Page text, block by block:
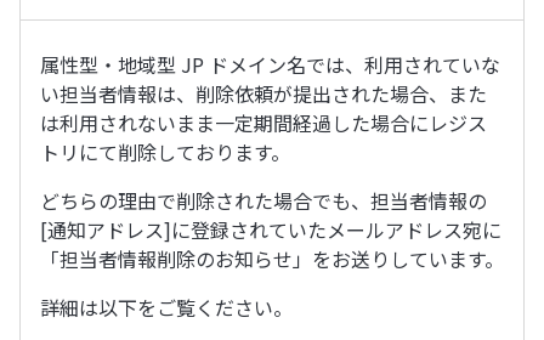
属性型・地域型 JP ドメイン名では、利用されていな
い担当者情報は、削除依頼が提出された場合、また
は利用されないまま一定期間経過した場合にレジス
トリにて削除しております。
どちらの理由で削除された場合でも、担当者情報の
[通知アドレス]に登録されていたメールアドレス宛に
「担当者情報削除のお知らせ」をお送りしています。
詳細は以下をご覧ください。